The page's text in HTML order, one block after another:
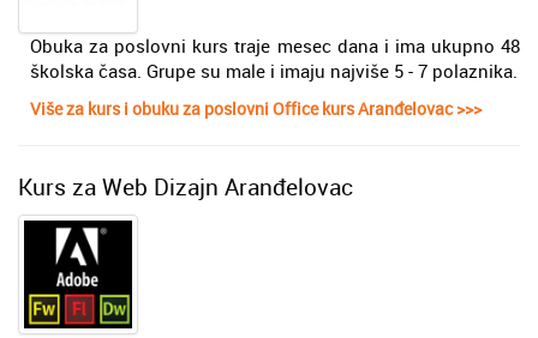
Obuka za poslovni kurs trаje mesec dana i ima ukupno 48
školska čаsa. Grupe su male i imaju najviše 5 - 7 polaznika.
Više za kurs i obuku za poslovni Office kurs Aranđelovac >>>
Kurs za Web Dizajn Aranđelovac